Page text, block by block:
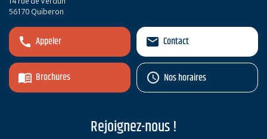
56170 Quiberon
Appeler
Brochures
Contact
Nos horaires
Rejoignez-nous !